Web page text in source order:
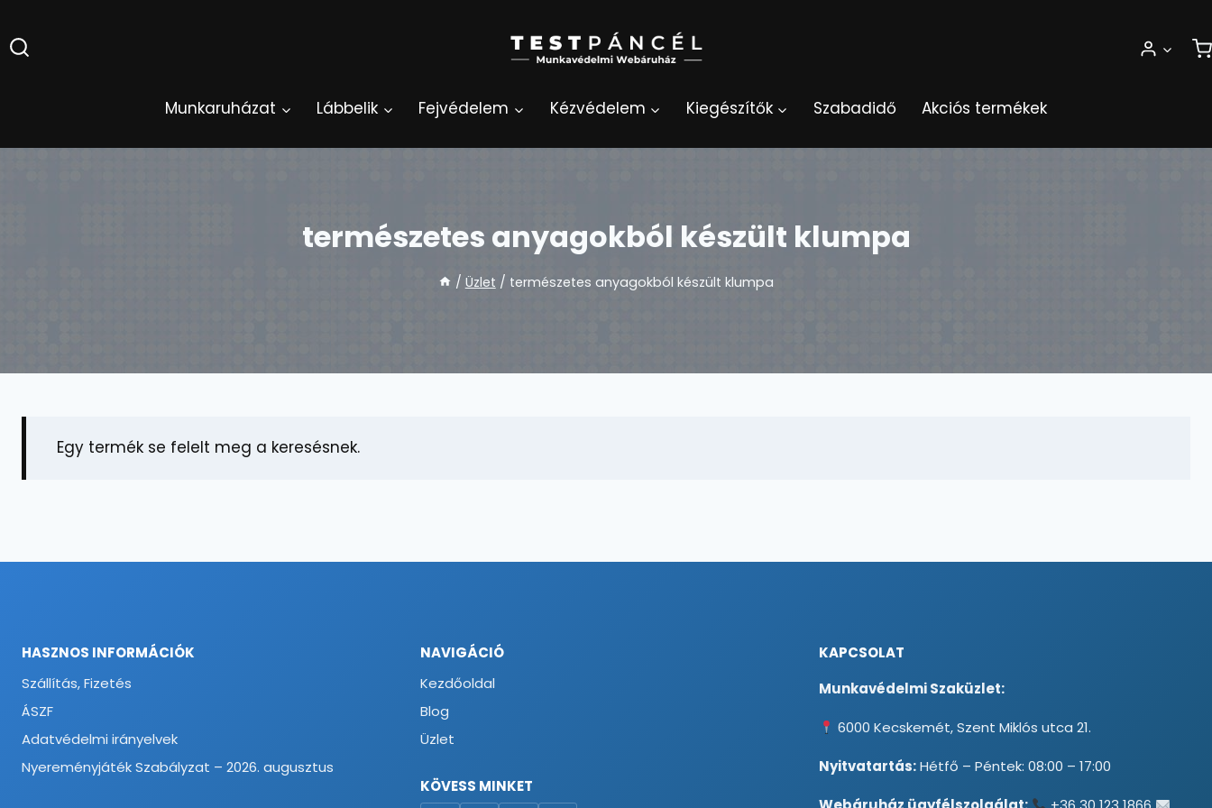
to
content
Munkaruházat Lábbelik Fejvédelem Kézvédelem Kiegészítők Szabadidő Akciós termékek
természetes anyagokból készült klumpa
/ Üzlet / természetes anyagokból készült klumpa
Egy termék se felelt meg a keresésnek.
HASZNOS INFORMÁCIÓK
Szállítás, Fizetés
ÁSZF
Adatvédelmi irányelvek
Nyereményjáték Szabályzat – 2026. augusztus
NAVIGÁCIÓ
Kezdőoldal
Blog
Üzlet
KÖVESS MINKET
KAPCSOLAT
Munkavédelmi Szaküzlet:
6000 Kecskemét, Szent Miklós utca 21.
Nyitvatartás:Hétfő – Péntek: 08:00 – 17:00